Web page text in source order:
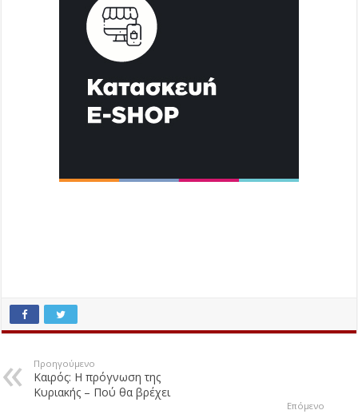
Προηγούμενο
Καιρός: Η πρόγνωση της
Κυριακής – Πού θα βρέχει
Επόμενο